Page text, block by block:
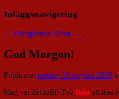
Inläggsnavigering
← Föregående Nästa →
God Morgon!
Publiceratonsdag 10 augusti 2005
Idag var det tufft! Två ttela att läsa